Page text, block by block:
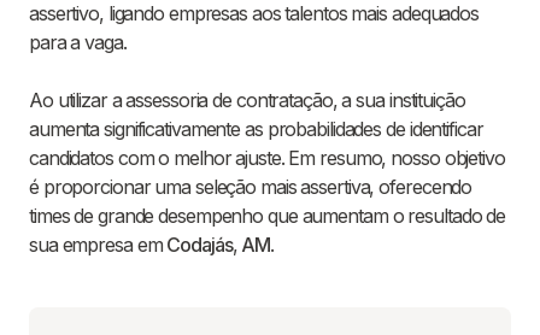
assertivo, ligando empresas aos talentos mais adequados
para a vaga.
Ao utilizar a assessoria de contratação, a sua instituição
aumenta significativamente as probabilidades de identificar
candidatos com o melhor ajuste. Em resumo, nosso objetivo
é proporcionar uma seleção mais assertiva, oferecendo
times de grande desempenho que aumentam o resultado de
sua empresa em Codajás, AM.